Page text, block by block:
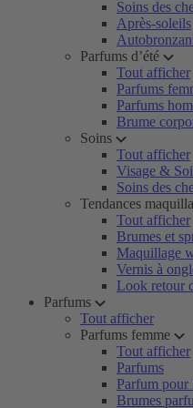
Soins des
Après-soleils
Parfums d’été
Tout afficher
Parfums
Parfums
Brume
Soins
Tout afficher
Visage &
Soins des
Tendances
Tout afficher
Brumes et
Maquillage
Vernis à
Look retour
Parfums
Tout afficher
Parfums femme
Tout afficher
Parfums
Parfum pour
Brumes